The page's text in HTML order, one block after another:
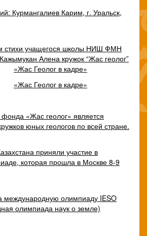
Курмангалиев Карим, г. Уральск,
стихи учащегося школы НИШ ФМН
Алена кружок “Жас геолог”
«Жас Геолог в кадре»
«Жас Геолог в кадре»
«Жас геолог» является
юных геологов по всей стране.
приняли участие в
которая прошла в Москве 8-9
международную олимпиаду IESO
олимпиада наук о земле)